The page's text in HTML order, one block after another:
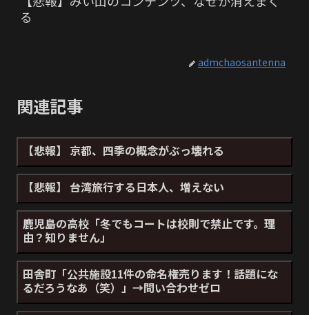
る
admchaosantenna
関連記事
【悲報】 京都、四季の概念がぶっ壊れる
【悲報】 台湾旅行する日本人、増えない
鹿児島の高校「冬でもコートは校則で禁止です。理
由？知りません」
田舎町「公共施設11件の命名権売ります！話題にな
るだろうなあ（笑）」→問い合わせゼロ